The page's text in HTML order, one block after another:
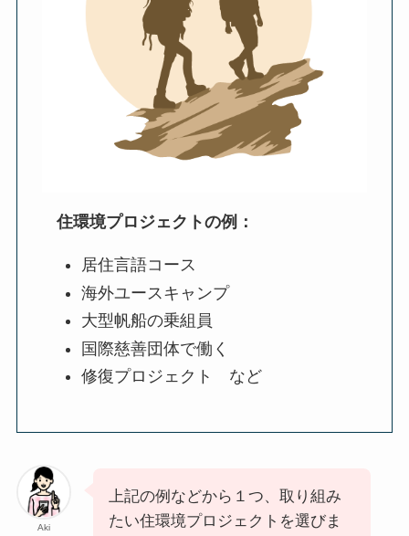
住環境プロジェクトの例：
居住言語コース
海外ユースキャンプ
大型帆船の乗組員
国際慈善団体で働く
修復プロジェクト など
Aki
上記の例などから１つ、取り組み
たい住環境プロジェクトを選びま